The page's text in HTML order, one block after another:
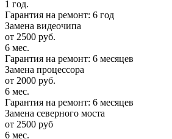
1 год.
Гарантия на ремонт: 6 год
Замена видеочипа
от 2500 руб.
6 мес.
Гарантия на ремонт: 6 месяцев
Замена процессора
от 2000 руб.
6 мес.
Гарантия на ремонт: 6 месяцев
Замена северного моста
от 2500 руб
6 мес.